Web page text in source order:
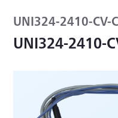
UNI324-2410-CV-
UNI324-2410-